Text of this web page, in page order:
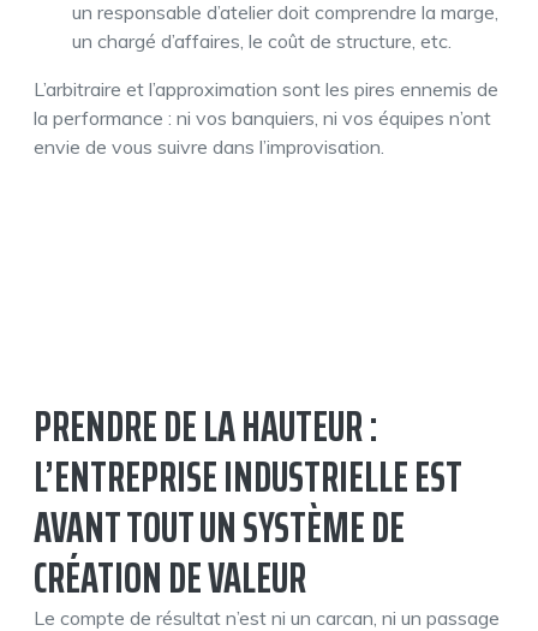
un responsable d’atelier doit comprendre la marge,
un chargé d’affaires, le coût de structure, etc.
L’arbitraire et l’approximation sont les pires ennemis de
la performance : ni vos banquiers, ni vos équipes n’ont
envie de vous suivre dans l’improvisation.
PRENDRE DE LA HAUTEUR :
L’ENTREPRISE INDUSTRIELLE EST
AVANT TOUT UN SYSTÈME DE
CRÉATION DE VALEUR
Le compte de résultat n’est ni un carcan, ni un passage